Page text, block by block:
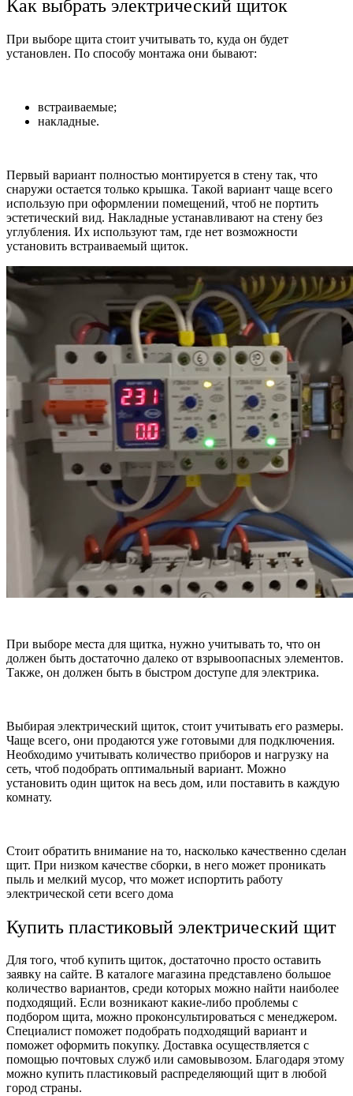
Как выбрать электрический щиток
При выборе щита стоит учитывать то, куда он будет
установлен. По способу монтажа они бывают:
встраиваемые;
накладные.
Первый вариант полностью монтируется в стену так, что
снаружи остается только крышка. Такой вариант чаще всего
использую при оформлении помещений, чтоб не портить
эстетический вид. Накладные устанавливают на стену без
углубления. Их используют там, где нет возможности
установить встраиваемый щиток.
При выборе места для щитка, нужно учитывать то, что он
должен быть достаточно далеко от взрывоопасных элементов.
Также, он должен быть в быстром доступе для электрика.
Выбирая электрический щиток, стоит учитывать его размеры.
Чаще всего, они продаются уже готовыми для подключения.
Необходимо учитывать количество приборов и нагрузку на
сеть, чтоб подобрать оптимальный вариант. Можно
установить один щиток на весь дом, или поставить в каждую
комнату.
Стоит обратить внимание на то, насколько качественно сделан
щит. При низком качестве сборки, в него может проникать
пыль и мелкий мусор, что может испортить работу
электрической сети всего дома
Купить пластиковый электрический щит
Для того, чтоб купить щиток, достаточно просто оставить
заявку на сайте. В каталоге магазина представлено большое
количество вариантов, среди которых можно найти наиболее
подходящий. Если возникают какие-либо проблемы с
подбором щита, можно проконсультироваться с менеджером.
Специалист поможет подобрать подходящий вариант и
поможет оформить покупку. Доставка осуществляется с
помощью почтовых служб или самовывозом. Благодаря этому
можно купить пластиковый распределяющий щит в любой
город страны.